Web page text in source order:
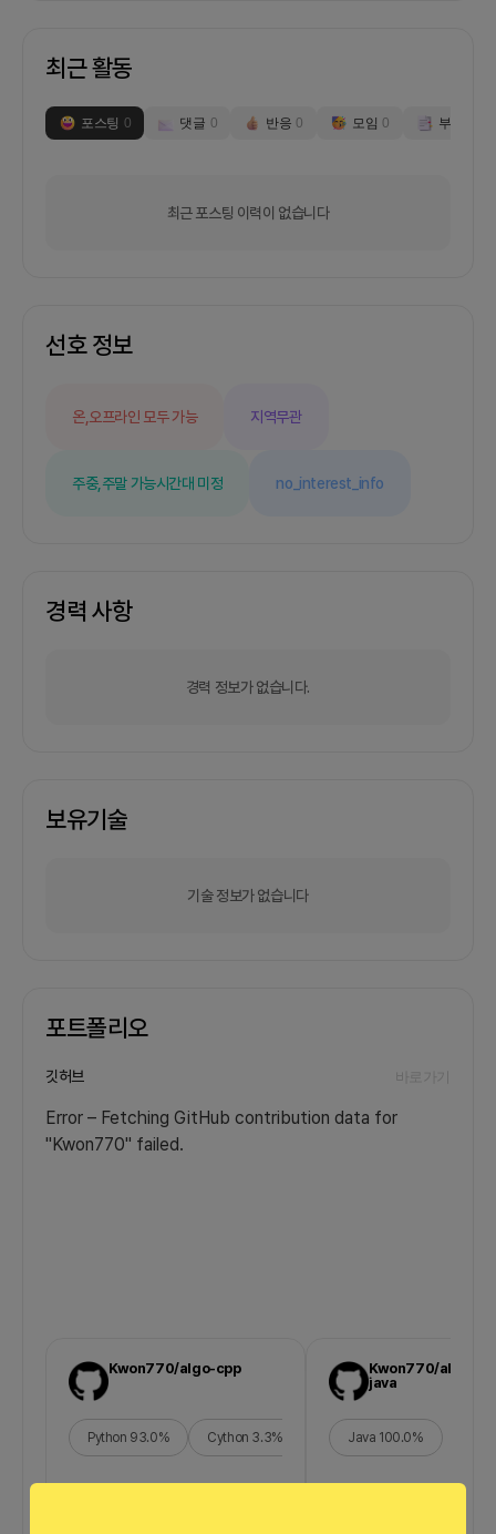
최근 활동
포스팅 0 댓글 0 반응 0 모임 0 부스
최근 포스팅 이력이 없습니다
선호 정보
온,오프라인 모두 가능 지역무관
주중,주말 가능시간대 미정 no_interest_info
경력 사항
경력 정보가 없습니다.
보유기술
기술 정보가 없습니다
포트폴리오
깃허브 바로가기
Error – Fetching GitHub contribution data for
"Kwon770" failed.
Kwon770/algo-cpp
Python 93.0% Cython 3.3% C 2.2% C++ 1.2%
Kwon770/algo-
java
Java 100.0%